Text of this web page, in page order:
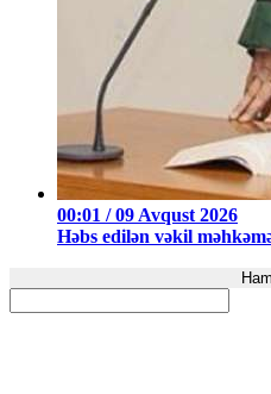
00:01 / 09 Avqust 2026
Həbs edilən vəkil